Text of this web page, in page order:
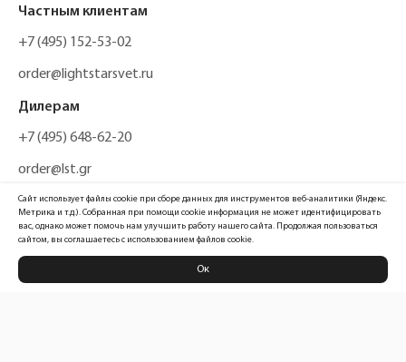
Частным клиентам
+7 (495) 152-53-02
order@lightstarsvet.ru
Дилерам
+7 (495) 648-62-20
order@lst.gr
Политика конфиденциальности
Сайт использует файлы cookie при сборе данных для инструментов веб-аналитики (Яндекс.
Метрика и т.д.). Собранная при помощи cookie информация не может идентифицировать
вас, однако может помочь нам улучшить работу нашего сайта. Продолжая пользоваться
сайтом, вы соглашаетесь с использованием файлов cookie.
Ок